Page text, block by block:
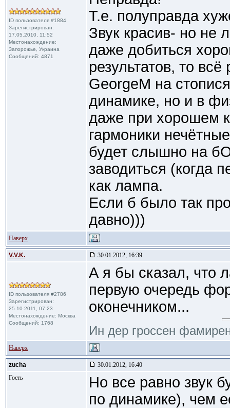
ID пользователя #1884
Зарегистрирован:
17.05.2010, 11:52
Местонахождение:
Запорожье, Украина
Сообщений: 4871
Т.е. полуправда
Звук красив- но не
даже добиться
результатов, то
GeorgeM на
динамике, но и в
даже при хорошем
гармоники
будет слышно на
заводиться (когда
как лампа.
Если б было так
давно)))
Наверх
V.V.K. 30.01.2012, 16:39
ID пользователя #2786
Зарегистрирован:
25.10.2011, 07:23
Местонахождение: Москва
Сообщений: 1768
А я бы сказал, что
первую очередь
оконечником...
Ин дер гроссен
Наверх
zucha
30.01.2012, 16:40
Гость
Но все равно звук
по динамике), чем